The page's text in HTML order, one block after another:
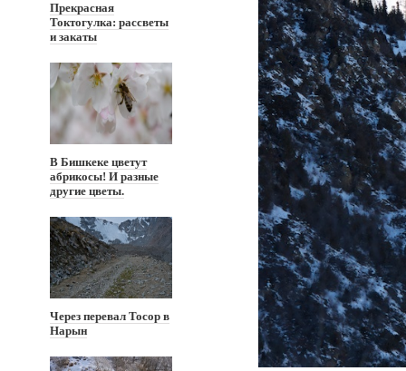
Прекрасная
Токтогулка: рассветы
и закаты
В Бишкеке цветут
абрикосы! И разные
другие цветы.
Через перевал Тосор в
Нарын